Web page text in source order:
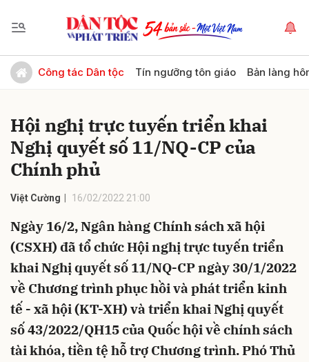
Công tác Dân tộc Tín ngưỡng tôn giáo Bản làng
Hội nghị trực tuyến triển khai
Nghị quyết số 11/NQ-CP của
Chính phủ
Việt Cường 16/02/2022 21:00
Ngày 16/2, Ngân hàng Chính sách xã hội
(CSXH) đã tổ chức Hội nghị trực tuyến triển
khai Nghị quyết số 11/NQ-CP ngày 30/1/2022
về Chương trình phục hồi và phát triển kinh
tế - xã hội (KT-XH) và triển khai Nghị quyết
số 43/2022/QH15 của Quốc hội về chính sách
tài khóa, tiền tệ hỗ trợ Chương trình. Phó Thủ
Gửi bình luận